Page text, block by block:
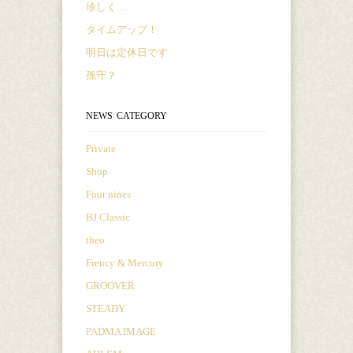
珍しく…
タイムアップ！
明日は定休日です
孫守？
NEWS CATEGORY
Private
Shop
Four nines
BJ Classic
theo
Frency & Mercury
GROOVER
STEADY
PADMA IMAGE